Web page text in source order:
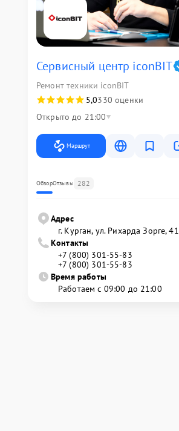
Сервисный центр iconBIT
Ремонт техники iconBIT
5,0330 оценки
Открыто до 21:00
Маршрут
ОбзорОтзывы 282
Адрес
г. Курган, ул. Рихарда Зорге, 41
Контакты
+7 (800) 301-55-83
+7 (800) 301-55-83
Время работы
Работаем с 09:00 до 21:00